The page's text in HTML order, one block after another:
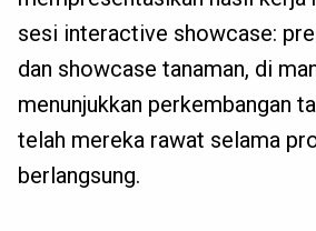
sesi interactive showcase:
dan showcase tanaman, di
menunjukkan perkembangan
telah mereka rawat selama
berlangsung.